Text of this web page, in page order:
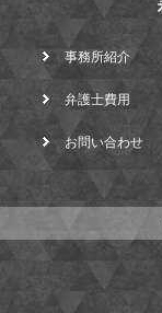
事務所紹介
弁護士費用
お問い合わせ